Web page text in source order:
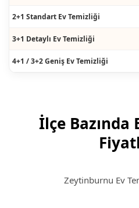
2+1 Standart Ev Temizliği
3+1 Detaylı Ev Temizliği
4+1 / 3+2 Geniş Ev Temizliği
İlçe Bazında
Zeytinburnu Ev